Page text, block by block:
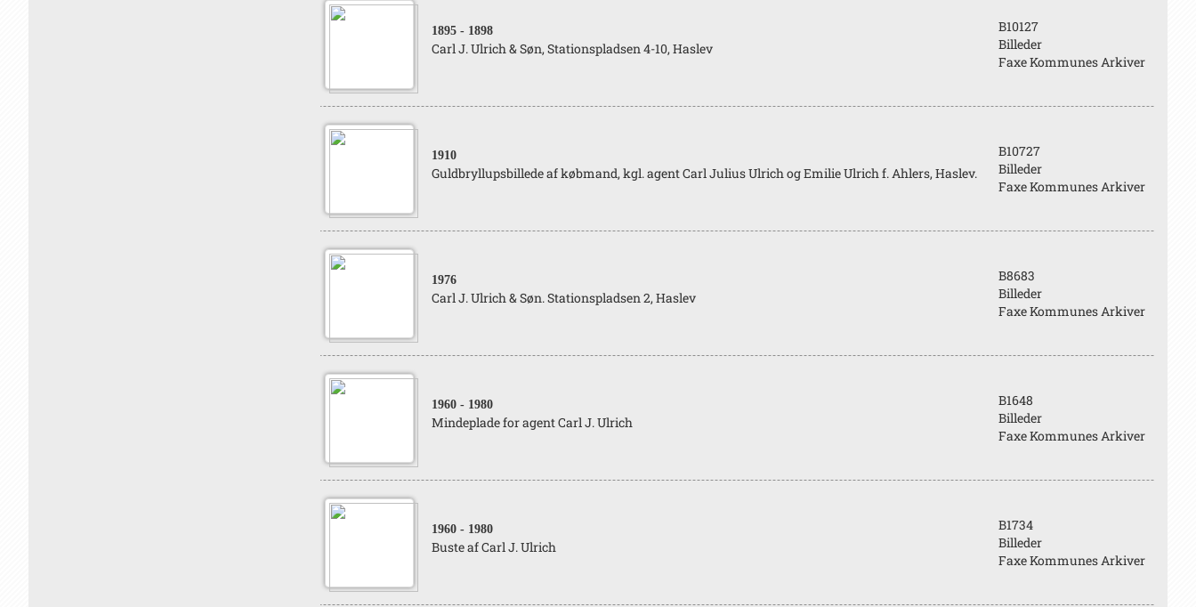
1895 - 1898
Carl J. Ulrich & Søn, Stationspladsen 4-10, Haslev
B10127
Billeder
Faxe Kommunes Arkiver
1910
Guldbryllupsbillede af købmand, kgl. agent Carl Julius Ulrich og Emilie Ulrich f. Ahlers, Haslev.
B10727
Billeder
Faxe Kommunes Arkiver
1976
Carl J. Ulrich & Søn. Stationspladsen 2, Haslev
B8683
Billeder
Faxe Kommunes Arkiver
1960 - 1980
Mindeplade for agent Carl J. Ulrich
B1648
Billeder
Faxe Kommunes Arkiver
1960 - 1980
Buste af Carl J. Ulrich
B1734
Billeder
Faxe Kommunes Arkiver